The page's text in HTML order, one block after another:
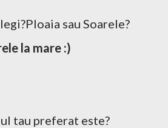
sau Soarele?
la mare :)
tau preferat este?